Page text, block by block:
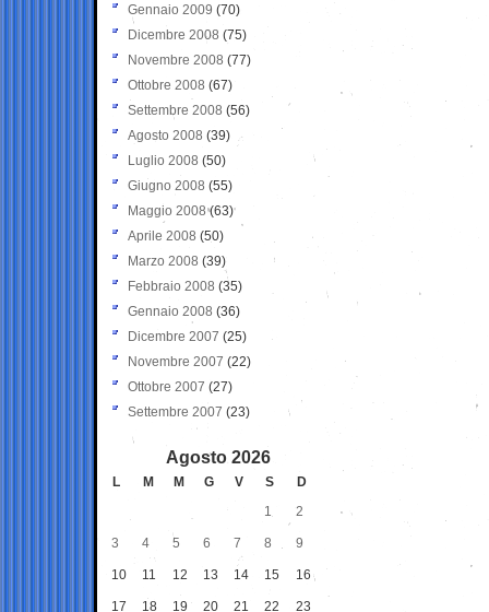
Gennaio 2009 (70)
Dicembre 2008 (75)
Novembre 2008 (77)
Ottobre 2008 (67)
Settembre 2008 (56)
Agosto 2008 (39)
Luglio 2008 (50)
Giugno 2008 (55)
Maggio 2008(63)
Aprile 2008 (50)
Marzo 2008 (39)
Febbraio 2008 (35)
Gennaio 2008 (36)
Dicembre 2007 (25)
Novembre 2007 (22)
Ottobre 2007 (27)
Settembre 2007 (23)
Agosto 2026
L M M G V S
D
1
2
3 4 5 6 7 8 9
10 11 12 13 14 15 16
17 18 19 20 21 22 23